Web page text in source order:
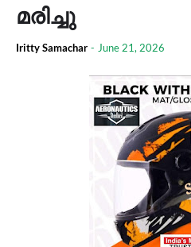
മരിച്ചു
Iritty Samachar - June 21, 2026